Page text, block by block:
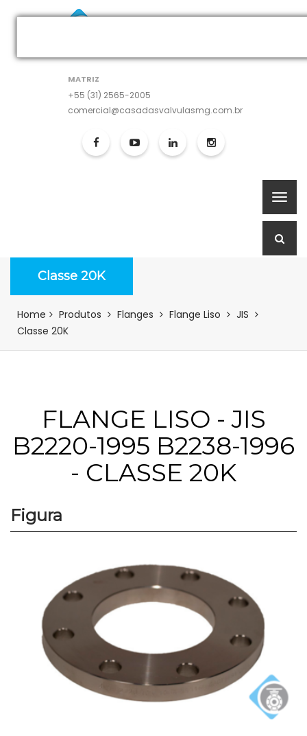
MATRIZ
+55 (31) 2565-2005
comercial@casadasvalvulasmg.com.br
Classe 20K
Home Produtos Flanges Flange Liso
JIS
Classe 20K
FLANGE LISO - JIS
B2220-1995 B2238-1996
- CLASSE 20K
Figura